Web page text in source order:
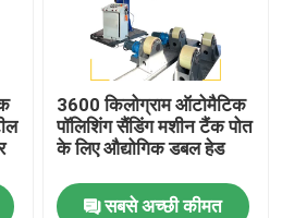
की मशीन
3600 किलोग्राम ऑटोमैटिक
पॉलिशिंग सैंडिंग मशीन टैंक पोत
के लिए औद्योगिक डबल हेड
सबसे अच्छी कीमत